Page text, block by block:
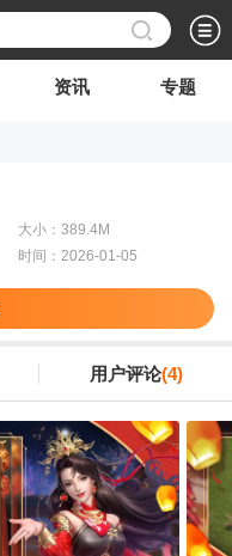
资讯 专题
大小：389.4M
时间：2026-01-05
用户评论(4)